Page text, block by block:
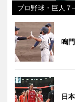
プロ野球・巨人
鳴
日